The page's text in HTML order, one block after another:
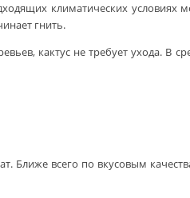
климатических условиях
гнить.
кактус не требует ухода. В
всего по вкусовым